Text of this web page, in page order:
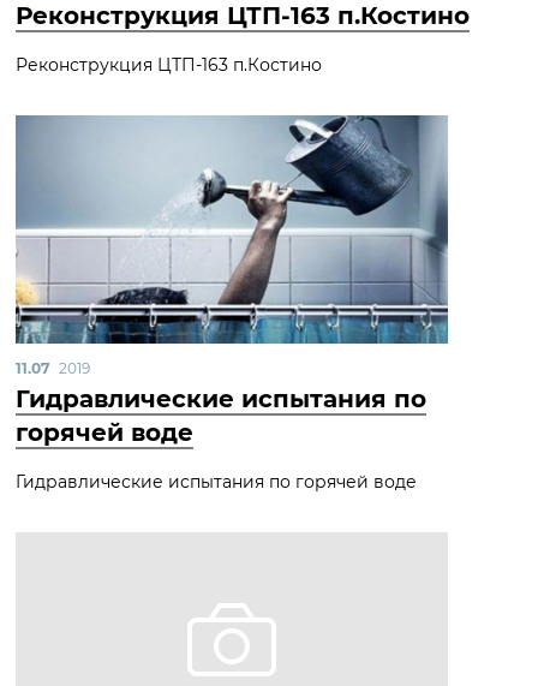
Реконструкция ЦТП-163 п.Костино
Реконструкция ЦТП-163 п.Костино
11.07 2019
Гидравлические испытания по
горячей воде
Гидравлические испытания по горячей воде